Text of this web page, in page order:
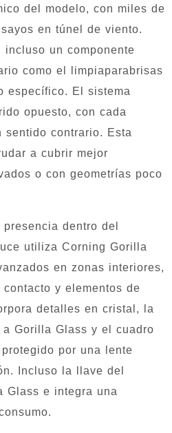
del modelo, con miles de
en túnel de viento.
incluso un componente
como el limpiaparabrisas
específico. El sistema
opuesto, con cada
contrario. Esta
a cubrir mejor
o con geometrías poco
dentro del
utiliza Corning Gorilla
en zonas interiores,
y elementos de
detalles en cristal, la
Gorilla Glass y el cuadro
por una lente
Incluso la llave del
Glass e integra una